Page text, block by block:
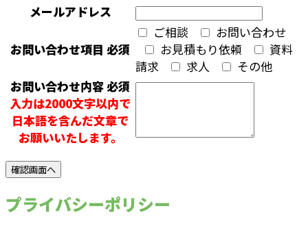
メールアドレス
お問い合わせ項目 必須
ご相談
お問い合わせ
お見積もり依頼
資料
請求
求人
その他
お問い合わせ内容必須
入力は2000文字以内で
日本語を含んだ文章で
お願いいたします。
プライバシーポリシー